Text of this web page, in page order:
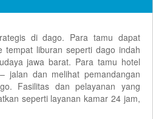
di dago. Para tamu dapat
tempat liburan seperti dago indah
jawa barat. Para tamu hotel
jalan dan melihat pemandangan
Fasilitas dan pelayanan yang
seperti layanan kamar 24 jam,